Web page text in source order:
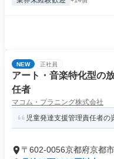
NEW 正社員
アート・音楽特化型の
任者
マコム・プラニング株式会社
児童発達支援管理責任者の
〒602-0056京都府京都